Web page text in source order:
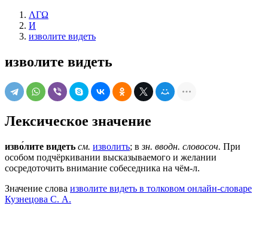
ΛΓΩ
И
изволите видеть
изволите видеть
Лексическое значение
изво́лите видеть см. изволить; взн. вводн. словосоч. При
особом подчёркивании высказываемого и желании
сосредоточить внимание собеседника на чём-л.
Значение слова изволите видеть в толковом онлайн-словаре
Кузнецова С. А.